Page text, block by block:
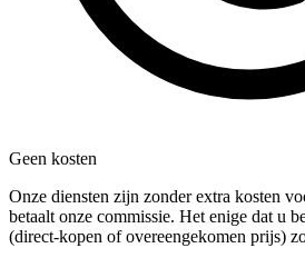
Geen kosten
Onze diensten zijn zonder extra kosten
betaalt onze commissie. Het enige dat u
(direct-kopen of overeengekomen prijs)